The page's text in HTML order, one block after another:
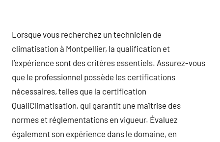
Lorsque vous recherchez un technicien de
climatisation à Montpellier, la qualification et
l’expérience sont des critères essentiels. Assurez-vous
que le professionnel possède les certifications
nécessaires, telles que la certification
QualiClimatisation, qui garantit une maîtrise des
normes et réglementations en vigueur. Évaluez
également son expérience dans le domaine, en